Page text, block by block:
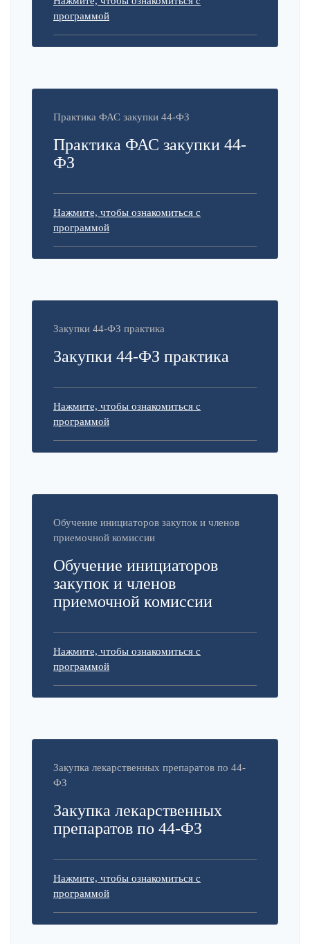
программой
Практика ФАС закупки 44-ФЗ
Практика ФАС закупки 44-
ФЗ
Нажмите, чтобы ознакомиться с
программой
Закупки 44-ФЗ практика
Закупки 44-ФЗ практика
Нажмите, чтобы ознакомиться с
программой
Обучение инициаторов закупок и членов
приемочной комиссии
Обучение инициаторов
закупок и членов
приемочной комиссии
Нажмите, чтобы ознакомиться с
программой
Закупка лекарственных препаратов по 44-
ФЗ
Закупка лекарственных
препаратов по 44-ФЗ
Нажмите, чтобы ознакомиться с
программой